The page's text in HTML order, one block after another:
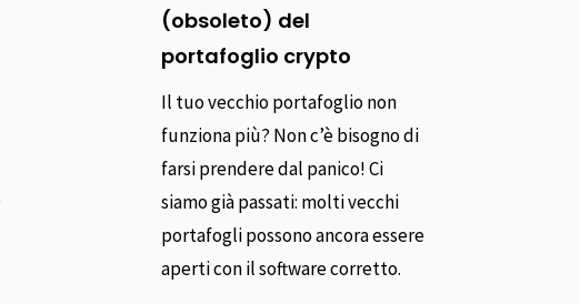
(obsoleto) del
portafoglio crypto
Il tuo vecchio portafoglio non
funziona più? Non c’è bisogno di
farsi prendere dal panico! Ci
siamo già passati: molti vecchi
portafogli possono ancora essere
aperti con il software corretto.